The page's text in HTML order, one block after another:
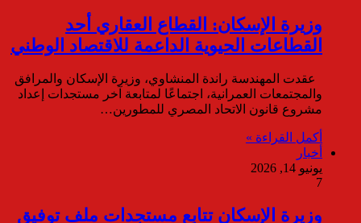
وزيرة الإسكان: القطاع العقاري أحد
القطاعات الحيوية الداعمة للاقتصاد الوطني
عقدت المهندسة راندة المنشاوي، وزيرة الإسكان والمرافق
والمجتمعات العمرانية، اجتماعًا لمتابعة آخر مستجدات إعداد
مشروع قانون الاتحاد المصري للمطورين…
أكمل القراءة »
أخبار
يونيو 14, 2026
7
وزيرة الإسكان تتابع مستجدات ملف توفيق